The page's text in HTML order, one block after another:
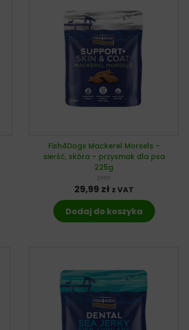
Fish4Dogs Mackerel Morsels –
sierść, skóra – przysmak dla psa
225g
pies
29,99 zł z VAT
Dodaj do koszyka